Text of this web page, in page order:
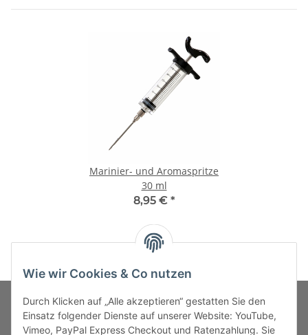
Marinier- und Aromaspritze
30 ml
8,95 € *
MARKENWELT
Wie wir Cookies & Co nutzen
Durch Klicken auf „Alle akzeptieren“ gestatten Sie den
Einsatz folgender Dienste auf unserer Website: YouTube,
Vimeo, PayPal Express Checkout und Ratenzahlung. Sie